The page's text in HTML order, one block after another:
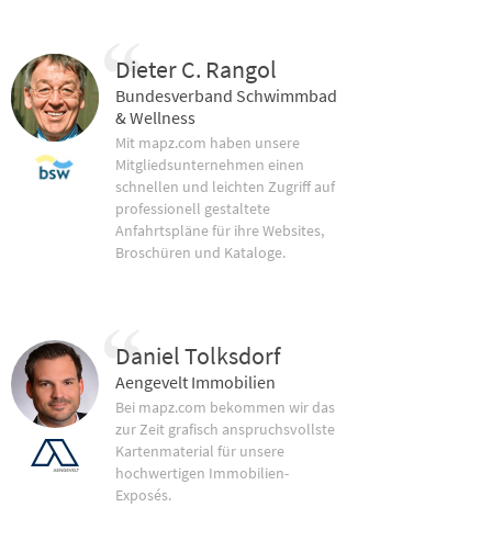
Dieter C. Rangol
Bundesverband Schwimmbad
& Wellness
Mit mapz.com haben unsere
Mitgliedsunternehmen einen
schnellen und leichten Zugriff auf
professionell gestaltete
Anfahrtspläne für ihre Websites,
Broschüren und Kataloge.
Daniel Tolksdorf
Aengevelt Immobilien
Bei mapz.com bekommen wir das
zur Zeit grafisch anspruchsvollste
Kartenmaterial für unsere
hochwertigen Immobilien-
Exposés.